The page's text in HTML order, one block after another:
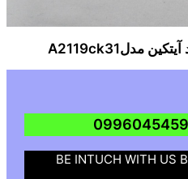
BE INTUCH WITH US